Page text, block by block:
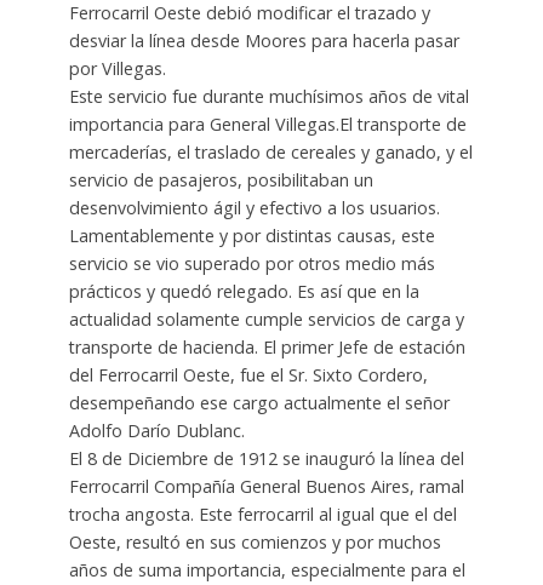
Ferrocarril Oeste debió modificar el trazado y
desviar la línea desde Moores para hacerla pasar
por Villegas.
Este servicio fue durante muchísimos años de vital
importancia para General Villegas.El transporte de
mercaderías, el traslado de cereales y ganado, y el
servicio de pasajeros, posibilitaban un
desenvolvimiento ágil y efectivo a los usuarios.
Lamentablemente y por distintas causas, este
servicio se vio superado por otros medio más
prácticos y quedó relegado. Es así que en la
actualidad solamente cumple servicios de carga y
transporte de hacienda. El primer Jefe de estación
del Ferrocarril Oeste, fue el Sr. Sixto Cordero,
desempeñando ese cargo actualmente el señor
Adolfo Darío Dublanc.
El 8 de Diciembre de 1912 se inauguró la línea del
Ferrocarril Compañía General Buenos Aires, ramal
trocha angosta. Este ferrocarril al igual que el del
Oeste, resultó en sus comienzos y por muchos
años de suma importancia, especialmente para el